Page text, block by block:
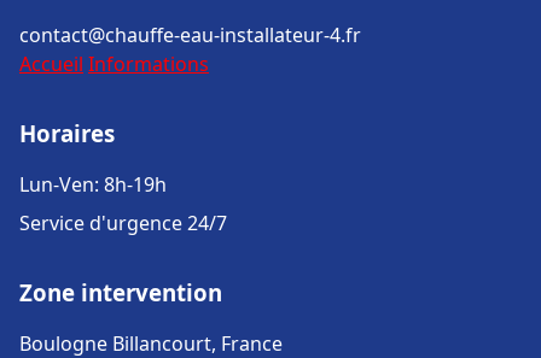
contact@chauffe-eau-installateur-4.fr
Accueil Informations
Horaires
Lun-Ven: 8h-19h
Service d'urgence 24/7
Zone intervention
Boulogne Billancourt, France